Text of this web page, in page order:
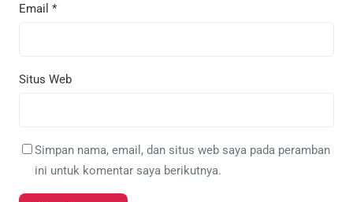
Email *
Situs Web
Simpan nama, email, dan situs web saya pada peramban
ini untuk komentar saya berikutnya.